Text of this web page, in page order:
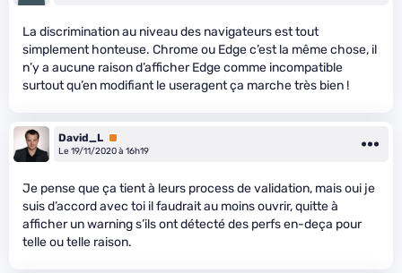
La discrimination au niveau des navigateurs est tout
simplement honteuse. Chrome ou Edge c’est la même chose, il
n’y a aucune raison d’afficher Edge comme incompatible
surtout qu’en modifiant le useragent ça marche très bien !
David_L Premium
Le 19/11/2020 à 16h19
Je pense que ça tient à leurs process de validation, mais oui je
suis d’accord avec toi il faudrait au moins ouvrir, quitte à
afficher un warning s’ils ont détecté des perfs en-deça pour
telle ou telle raison.